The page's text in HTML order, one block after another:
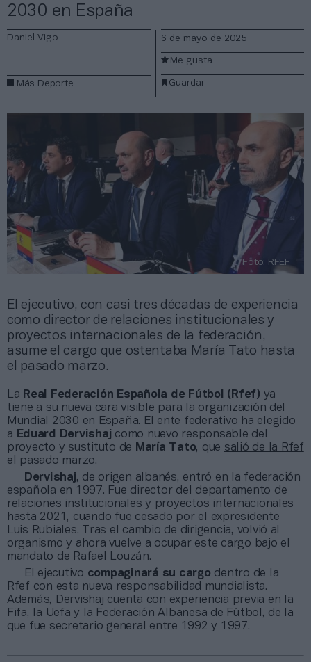
2030 en España
El ejecutivo, con casi tres décadas de experiencia
como director de relaciones institucionales y
proyectos internacionales de la federación,
asume el cargo que ostentaba María Tato hasta
el pasado marzo.
Foto: RFEF
Daniel Vigo
Más Deporte
6 de mayo de 2025
Guardar
Me gusta
La Real Federación Española de Fútbol (Rfef) ya
tiene a su nueva cara visible para la organización del
Mundial 2030 en España. El ente federativo ha elegido
a Eduard Dervishaj como nuevo responsable del
proyecto y sustituto de María Tato, que salió de la Rfef
el pasado marzo.
Dervishaj, de origen albanés, entró en la federación
española en 1997. Fue director del departamento de
relaciones institucionales y proyectos internacionales
hasta 2021, cuando fue cesado por el expresidente
Luis Rubiales. Tras el cambio de dirigencia, volvió al
organismo y ahora vuelve a ocupar este cargo bajo el
mandato de Rafael Louzán.
El ejecutivo compaginará su cargo dentro de la
Rfef con esta nueva responsabilidad mundialista.
Además, Dervishaj cuenta con experiencia previa en la
Fifa, la Uefa y la Federación Albanesa de Fútbol, de la
que fue secretario general entre 1992 y 1997.